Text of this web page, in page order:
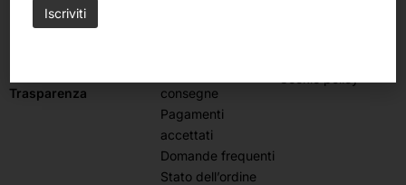
Trasparenza
consegne
Pagamenti
accettati
Domande frequenti
Stato dell’ordine